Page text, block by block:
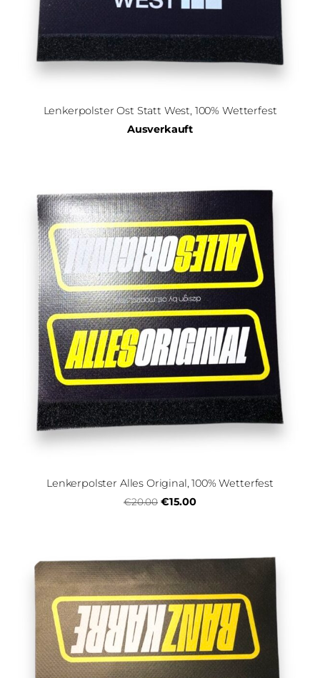
Lenkerpolster Ost Statt West, 100% Wetterfest
Ausverkauft
Lenkerpolster Alles Original, 100% Wetterfest
€20.00 €15.00